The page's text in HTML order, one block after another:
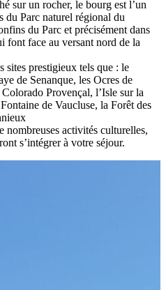
sur un rocher, le bourg est l’un
du Parc naturel régional du
du Parc et précisément dans
font face au versant nord de la
sites prestigieux tels que : le
de Senanque, les Ocres de
Provençal, l’Isle sur la
de Vaucluse, la Forêt des
nombreuses activités culturelles,
s’intégrer à votre séjour.